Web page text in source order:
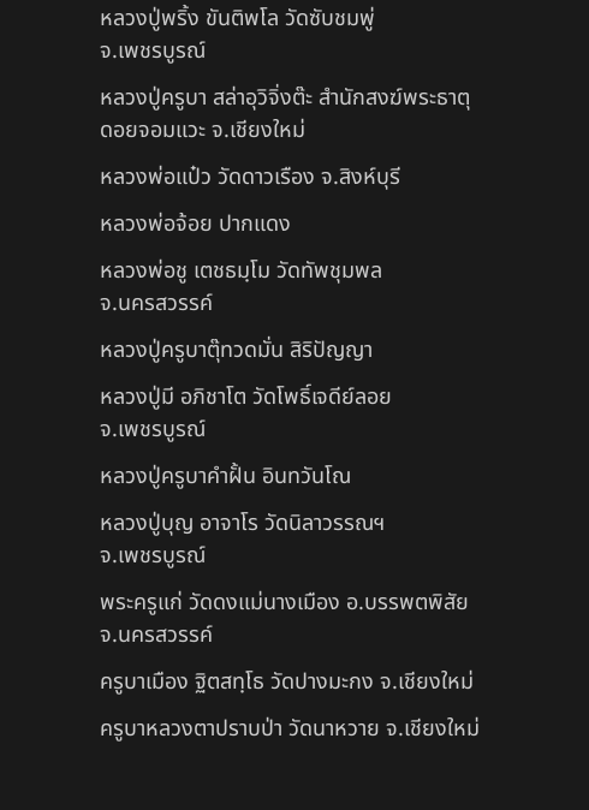
หลวงปู่พริ้ง ขันติพโล วัดซับชมพู่
จ.เพชรบูรณ์
หลวงปู่ครูบา สล่าอุวิจิ่งต๊ะ สำนักสงฆ์พระธาตุ
ดอยจอมแวะ จ.เชียงใหม่
หลวงพ่อแป๋ว วัดดาวเรือง จ.สิงห์บุรี
หลวงพ่อจ้อย ปากแดง
หลวงพ่อชู เตชธมฺโม วัดทัพชุมพล
จ.นครสวรรค์
หลวงปู่ครูบาตุ๊ทวดมั่น สิริปัญญา
หลวงปู่มี อภิชาโต วัดโพธิ์เจดีย์ลอย
จ.เพชรบูรณ์
หลวงปู่ครูบาคำฝั้น อินทวันโณ
หลวงปู่บุญ อาจาโร วัดนิลาวรรณฯ
จ.เพชรบูรณ์
พระครูแก่ วัดดงแม่นางเมือง อ.บรรพตพิสัย
จ.นครสวรรค์
ครูบาเมือง ฐิตสทฺโธ วัดปางมะกง จ.เชียงใหม่
ครูบาหลวงตาปราบป่า วัดนาหวาย จ.เชียงใหม่